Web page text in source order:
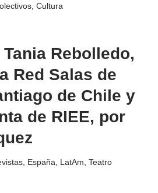
Cultura
Rebolledo,
Red Salas de
de Chile y
de RIEE, por
España LatAm Teatro